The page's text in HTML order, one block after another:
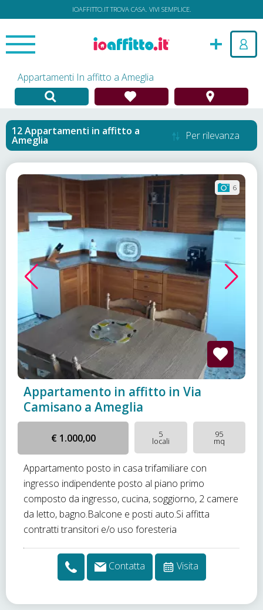
IOAFFITTO.IT TROVA CASA. VIVI SEMPLICE.
Appartamenti In affitto a Ameglia
Appartamenti in affitto a
Ameglia Per rilevanza
6
Appartamento in affitto in Via
Camisano a Ameglia
€ 1.000,00 5
locali
95
mq
Appartamento posto in casa trifamiliare con
ingresso indipendente posto al piano primo
composto da ingresso, cucina, soggiorno, 2 camere
da letto, bagno.Balcone e posti auto.Si affitta
contratti transitori e/o uso foresteria
Contatta Visita